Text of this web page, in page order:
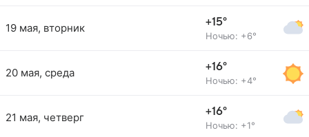
19 мая, вторник +15°
Ночью: +6°
20 мая, среда +16°
Ночью: +4°
21 мая, четверг +16°
Ночью: +1°